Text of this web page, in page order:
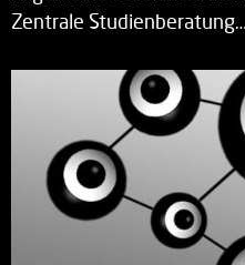
Zentrale Studienberatung…